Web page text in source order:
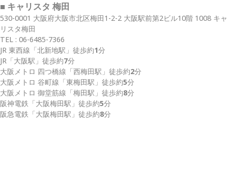
■ キャリスタ 梅田
530-0001 大阪府大阪市北区梅田1-2-2 大阪駅前第2ビル10階 1008 キャ
リスタ梅田
TEL : 06-6485-7366
JR 東西線 「北新地駅」 徒歩約1分
JR 「大阪駅」 徒歩約7分
大阪メトロ 四つ橋線 「西梅田駅」 徒歩約2分
大阪メトロ 谷町線 「東梅田駅」 徒歩約5分
大阪メトロ 御堂筋線 「梅田駅」 徒歩約8分
阪神電鉄 「大阪梅田駅」 徒歩約5分
阪急電鉄 「大阪梅田駅」 徒歩約8分